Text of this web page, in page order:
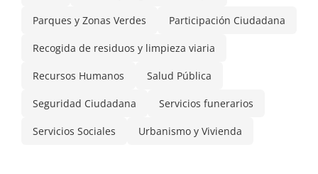
Parques y Zonas Verdes Participación Ciudadana
Recogida de residuos y limpieza viaria
Recursos Humanos Salud Pública
Seguridad Ciudadana Servicios funerarios
Servicios Sociales Urbanismo y Vivienda